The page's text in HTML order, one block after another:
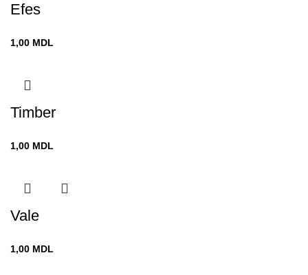
Efes
1,00 MDL
Timber
1,00 MDL
Vale
1,00 MDL